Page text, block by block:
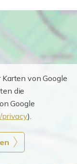
von Google
die
Google
privacy).